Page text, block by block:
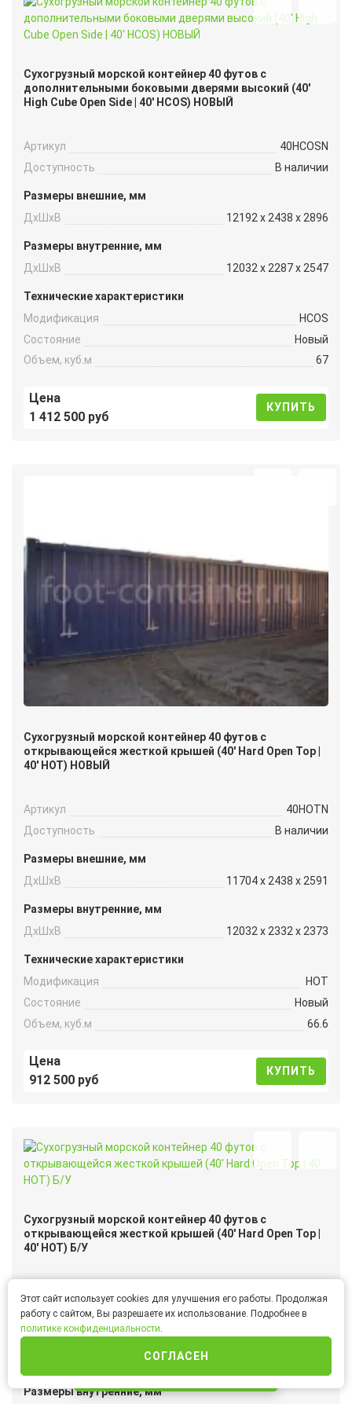
Сухогрузный морской контейнер 40 футов с
дополнительными боковыми дверями высокий (40′
High Cube Open Side | 40′ HCOS) НОВЫЙ
Артикул
40HCOSN
Доступность
В наличии
Размеры внешние, мм
ДxШxВ
12192 x 2438 x 2896
Размеры внутренние, мм
ДxШxВ
12032 x 2287 x 2547
Технические характеристики
Модификация
HCOS
Состояние
Новый
Объем, куб.м
67
Цена
1 412 500 руб
КУПИТЬ
Сухогрузный морской контейнер 40 футов с
открывающейся жесткой крышей (40′ Hard Open Top |
40′ HOT) НОВЫЙ
Артикул
40HOTN
Доступность
В наличии
Размеры внешние, мм
ДxШxВ
11704 x 2438 x 2591
Размеры внутренние, мм
ДxШxВ
12032 x 2332 x 2373
Технические характеристики
Модификация
HOT
Состояние
Новый
Объем, куб.м
66.6
Цена
912 500 руб
КУПИТЬ
Сухогрузный морской контейнер 40 футов с
открывающейся жесткой крышей (40′ Hard Open Top |
40′ HOT) Б/У
Доступность
В наличии
Размеры внутренние, мм
Этот сайт использует cookies для улучшения его работы. Продолжая
работу с сайтом, Вы разрешаете их использование. Подробнее в
политике конфиденциальности.
СОГЛАСЕН